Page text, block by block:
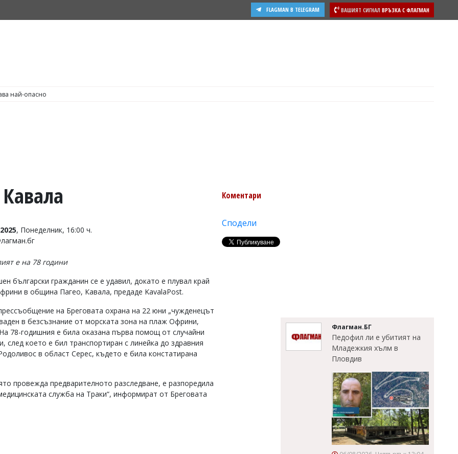
ВАШИЯТ СИГНАЛ ВРЪЗКА С ФЛАГМАН
FLAGMAN В TELEGRAM
пушене на цигари
, Понеделник, 16:00 ч.
е на 78 години
български гражданин се е удавил, докато е плувал край
в община Пагео, Кавала, предаде KavalaPost.
на Бреговата охрана на 22 юни „чужденецът
в безсъзнание от морската зона на плаж Офрини,
78-годишния е била оказана първа помощ от случайни
след което е бил транспортиран с линейка до здравния
в област Серес, където е била констатирана
провежда предварителното разследване, е разпоредила
служба на Траки“, информират от Бреговата
Коментари
Сподели
Флагман.БГ
Педофил ли е убитият на
Младежкия хълм в
Пловдив